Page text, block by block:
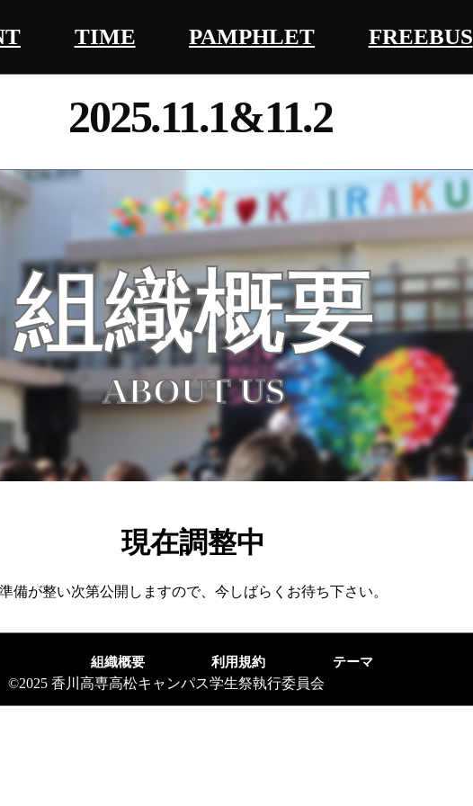
TIME PAMPHLET FREEBUS
2025.11.1&11.2
組織概要
ABOUT US
現在調整中
準備が整い次第公開しますので、今しばらくお待ち下さい。
組織概要 利用規約 テーマ
©2025 香川高専高松キャンパス学生祭執行委員会